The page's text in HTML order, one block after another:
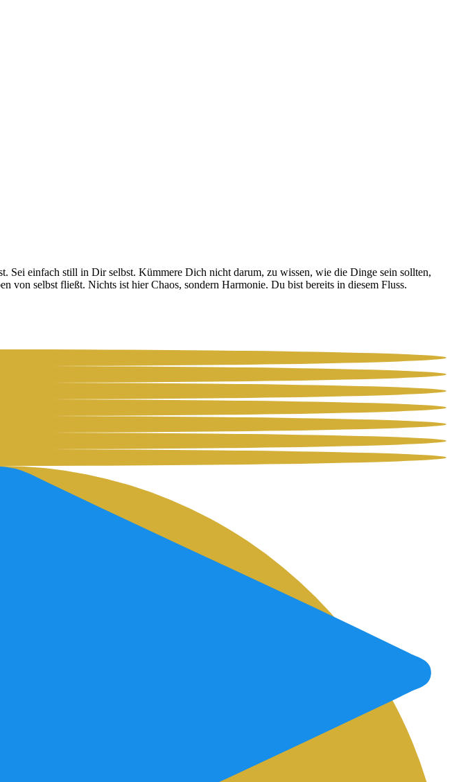
Sei ein­fach still in Dir selbst. Küm­me­re Dich nicht dar­um, zu wis­sen, wie die Din­ge sein soll­ten,
von selbst fließt. Nichts ist hier Cha­os, son­dern Har­mo­nie. Du bist bereits in die­sem Fluss.